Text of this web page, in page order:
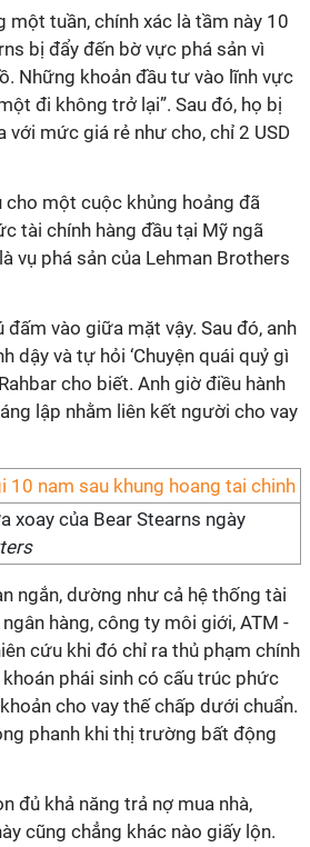
một tuần, chính xác là tầm này 10
bị đẩy đến bờ vực phá sản vì
Những khoản đầu tư vào lĩnh vực
đi không trở lại”. Sau đó, họ bị
với mức giá rẻ như cho, chỉ 2 USD
một cuộc khủng hoảng đã
tài chính hàng đầu tại Mỹ ngã
vụ phá sản của Lehman Brothers
vào giữa mặt vậy. Sau đó, anh
dậy và tự hỏi ‘Chuyện quái quỷ gì
cho biết. Anh giờ điều hành
lập nhằm liên kết người cho vay
xoay của Bear Stearns ngày
ngắn, dường như cả hệ thống tài
hàng, công ty môi giới, ATM -
cứu khi đó chỉ ra thủ phạm chính
phái sinh có cấu trúc phức
cho vay thế chấp dưới chuẩn.
phanh khi thị trường bất động
đủ khả năng trả nợ mua nhà,
cũng chẳng khác nào giấy lộn.